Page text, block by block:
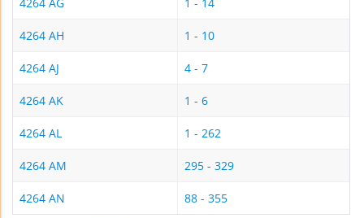
4264 AG 1 - 14
4264 AH 1 - 10
4264 AJ 4 - 7
4264 AK 1 - 6
4264 AL 1 - 262
4264 AM 295 - 329
4264 AN 88 - 355